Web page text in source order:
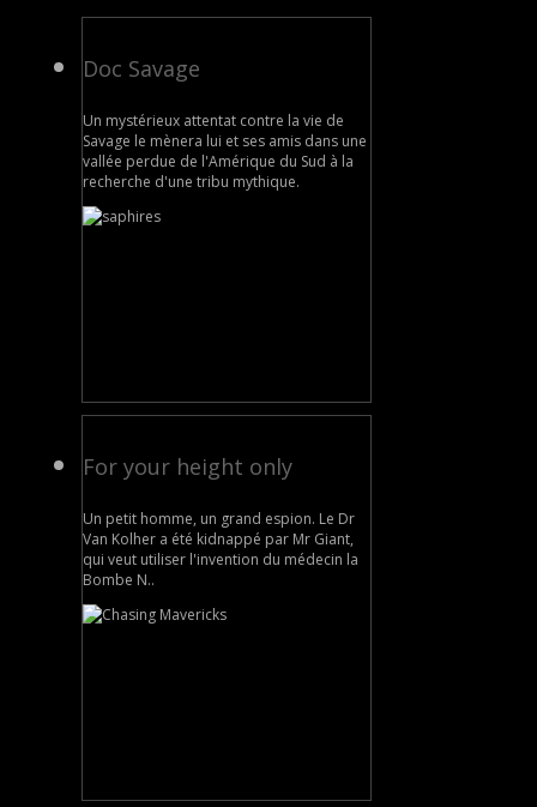
Doc Savage
Un mystérieux attentat contre la vie de
Savage le mènera lui et ses amis dans une
vallée perdue de l'Amérique du Sud à la
recherche d'une tribu mythique.
For your height only
Un petit homme, un grand espion. Le Dr
Van Kolher a été kidnappé par Mr Giant,
qui veut utiliser l'invention du médecin la
Bombe N..